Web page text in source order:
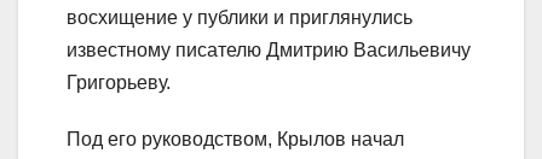
восхищение у публики и приглянулись
известному писателю Дмитрию Васильевичу
Григорьеву.
Под его руководством, Крылов начал